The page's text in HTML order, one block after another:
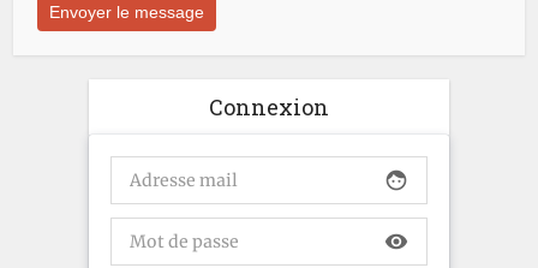
Connexion
face
visibility